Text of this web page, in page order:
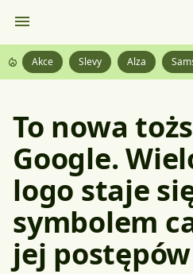
Akce Slevy Alza
To nowa
Google.
logo staje
symbolem
jej postępów